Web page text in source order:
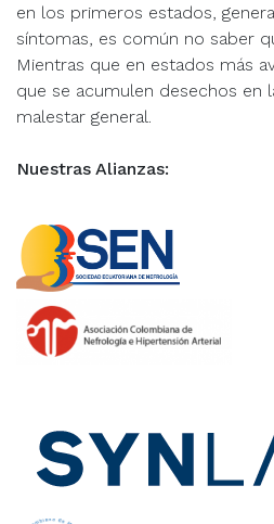
en los primeros estados,
síntomas, es común no saber
Mientras que en estados más
que se acumulen desechos en
malestar general.
Nuestras Alianzas: